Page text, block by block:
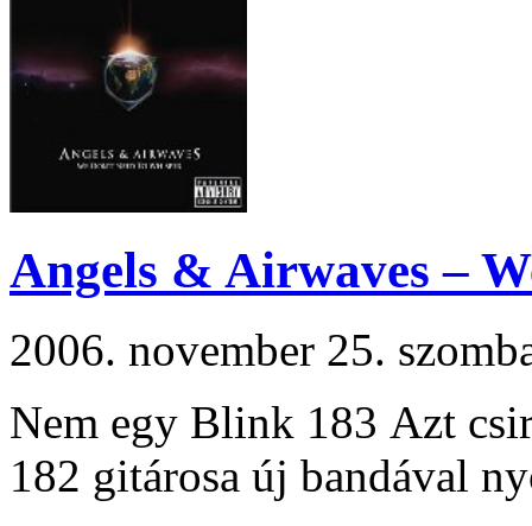
Angels & Airwaves –
2006. november 25.
Nem egy Blink 183 Azt
182 gitárosa új bandával